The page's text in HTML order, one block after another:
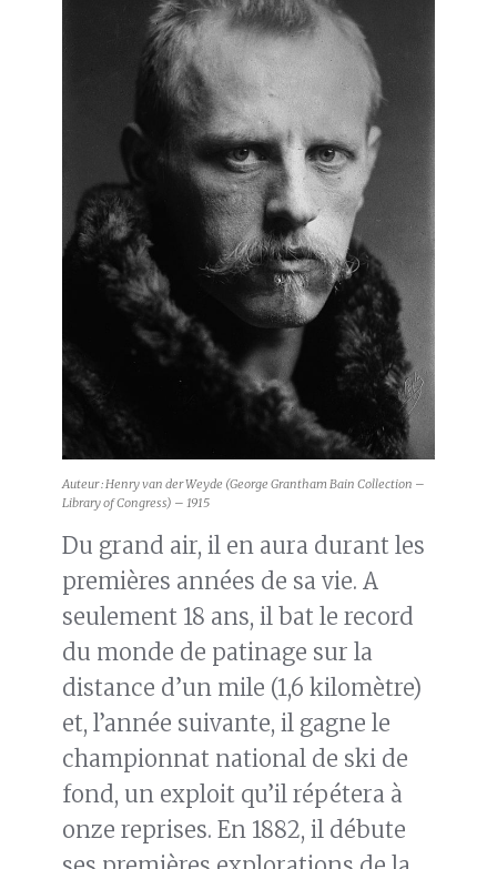
Auteur : Henry van der Weyde (George Grantham Bain Collection –
Library of Congress) – 1915
Du grand air, il en aura durant les
premières années de sa vie. A
seulement 18 ans, il bat le record
du monde de patinage sur la
distance d’un mile (1,6 kilomètre)
et, l’année suivante, il gagne le
championnat national de ski de
fond, un exploit qu’il répétera à
onze reprises. En 1882, il débute